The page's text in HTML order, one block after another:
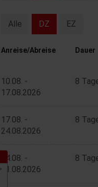
Alle DZ EZ
Anreise/Abreise Dauer
10.08. -
17.08.2026
8
17.08. -
24.08.2026
8
24.08. -
31.08.2026
8